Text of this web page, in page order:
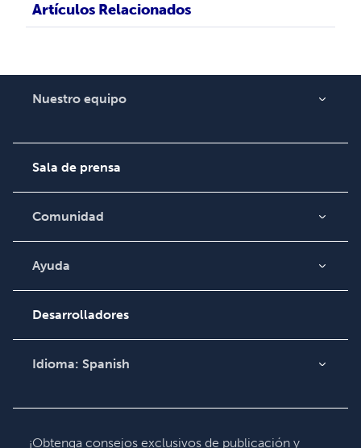
Artículos Relacionados
Nuestro equipo
Empleo
Sala de prensa
Comunidad
Blog
Video
Podcast
Ayuda
Búsqueda de pedidos
Base de conocimientos
Comuníquese con
Desarrolladores
Idioma: Spanish
Deutsch
Français
¡Obtenga consejos exclusivos de publicación y